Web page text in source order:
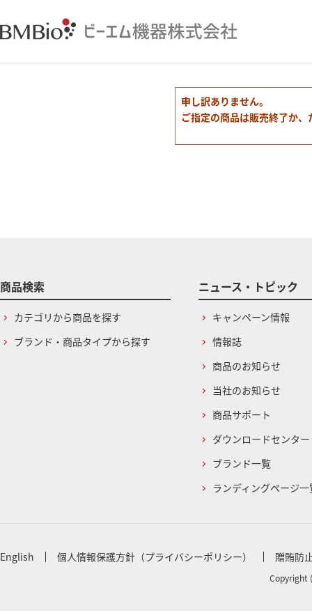
申し訳ありません。
ご指定の商品は販売終了か
商品検索
カテゴリから商品を探す
ブランド・商品タイプから探す
ニュース・トピック
キャンペーン情報
情報誌
商品のお知らせ
当社のお知らせ
商品サポート
ダウンロードセンター
ブランド一覧
ランディングページ一
English 個人情報保護方針（プライバシーポリシー） 贈賄防
Copyright